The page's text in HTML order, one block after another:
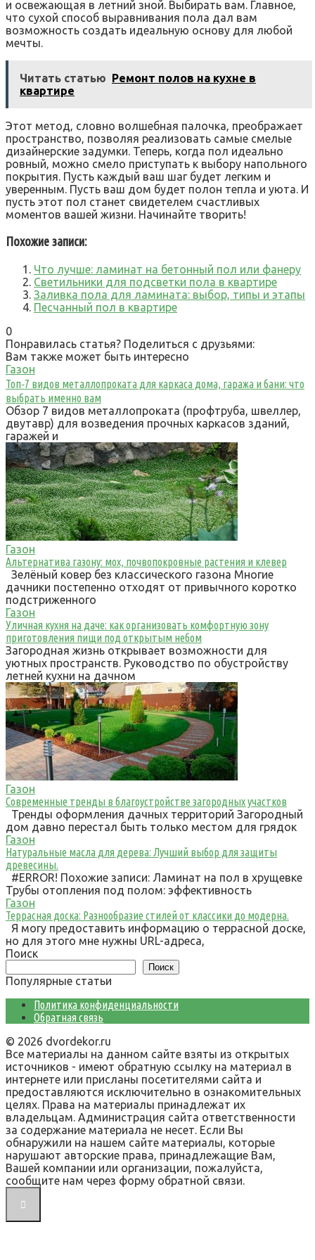
и освежающая в летний зной. Выбирать вам. Главное‚
что сухой способ выравнивания пола дал вам
возможность создать идеальную основу для любой
мечты.
Читать статью Ремонт полов на кухне в
квартире
Этот метод‚ словно волшебная палочка‚ преображает
пространство‚ позволяя реализовать самые смелые
дизайнерские задумки. Теперь‚ когда пол идеально
ровный‚ можно смело приступать к выбору напольного
покрытия. Пусть каждый ваш шаг будет легким и
уверенным. Пусть ваш дом будет полон тепла и уюта. И
пусть этот пол станет свидетелем счастливых
моментов вашей жизни. Начинайте творить!
Похожие записи:
Что лучше: ламинат на бетонный пол или фанеру
Светильники для подсветки пола в квартире
Заливка пола для ламината: выбор, типы и этапы
Песчанный пол в квартире
0
Понравилась статья? Поделиться с друзьями:
Вам также может быть интересно
Газон
Топ‑7 видов металлопроката для каркаса дома, гаража и бани: что
выбрать именно вам
Обзор 7 видов металлопроката (профтруба, швеллер,
двутавр) для возведения прочных каркасов зданий,
гаражей и
Газон
Альтернатива газону: мох, почвопокровные растения и клевер
Зелёный ковер без классического газона Многие
дачники постепенно отходят от привычного коротко
подстриженного
Газон
Уличная кухня на даче: как организовать комфортную зону
приготовления пищи под открытым небом
Загородная жизнь открывает возможности для
уютных пространств. Руководство по обустройству
летней кухни на дачном
Газон
Современные тренды в благоустройстве загородных участков
Тренды оформления дачных территорий Загородный
дом давно перестал быть только местом для грядок
Газон
Натуральные масла для дерева: Лучший выбор для защиты
древесины.
#ERROR! Похожие записи: Ламинат на пол в хрущевке
Трубы отопления под полом: эффективность
Газон
Террасная доска: Разнообразие стилей от классики до модерна.
Я могу предоставить информацию о террасной доске,
но для этого мне нужны URL-адреса,
Поиск
Поиск
Популярные статьи
Политика конфиденциальности
Обратная связь
© 2026 dvordekor.ru
Все материалы на данном сайте взяты из открытых
источников - имеют обратную ссылку на материал в
интернете или присланы посетителями сайта и
предоставляются исключительно в ознакомительных
целях. Права на материалы принадлежат их
владельцам. Администрация сайта ответственности
за содержание материала не несет. Если Вы
обнаружили на нашем сайте материалы, которые
нарушают авторские права, принадлежащие Вам,
Вашей компании или организации, пожалуйста,
сообщите нам через форму обратной связи.